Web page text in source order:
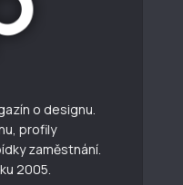
o designu.
profily
zaměstnání.
2005.